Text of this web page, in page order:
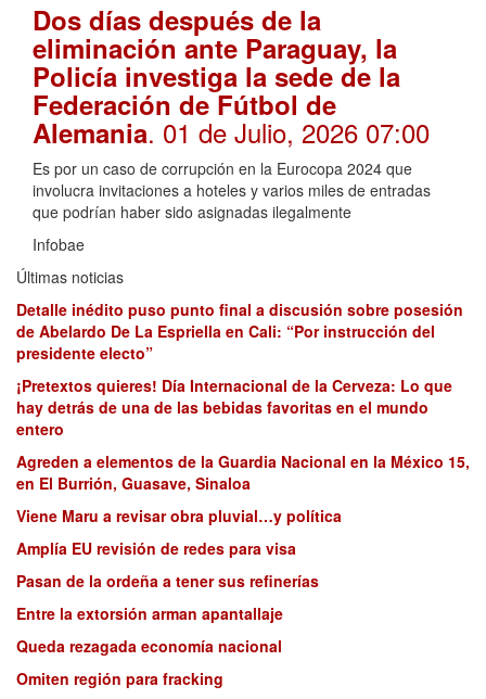
Dos días después de la
eliminación ante Paraguay, la
Policía investiga la sede de la
Federación de Fútbol de
Alemania. 01 de Julio, 2026 07:00
Es por un caso de corrupción en la Eurocopa 2024 que
involucra invitaciones a hoteles y varios miles de entradas
que podrían haber sido asignadas ilegalmente
Infobae
Últimas noticias
Detalle inédito puso punto final a discusión sobre posesión
de Abelardo De La Espriella en Cali: “Por instrucción del
presidente electo”
¡Pretextos quieres! Día Internacional de la Cerveza: Lo que
hay detrás de una de las bebidas favoritas en el mundo
entero
Agreden a elementos de la Guardia Nacional en la México 15,
en El Burrión, Guasave, Sinaloa
Viene Maru a revisar obra pluvial…y política
Amplía EU revisión de redes para visa
Pasan de la ordeña a tener sus refinerías
Entre la extorsión arman apantallaje
Queda rezagada economía nacional
Omiten región para fracking